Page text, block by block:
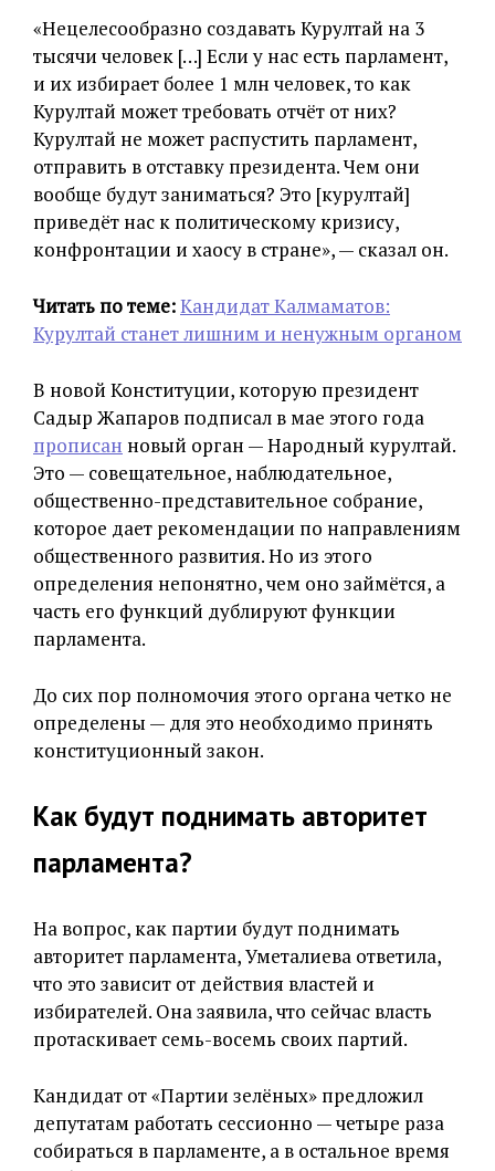
«Нецелесообразно создавать Курултай на 3
тысячи человек […] Если у нас есть парламент,
и их избирает более 1 млн человек, то как
Курултай может требовать отчёт от них?
Курултай не может распустить парламент,
отправить в отставку президента. Чем они
вообще будут заниматься? Это [курултай]
приведёт нас к политическому кризису,
конфронтации и хаосу в стране», — сказал он.
Читать по теме:Кандидат Калмаматов:
Курултай станет лишним и ненужным органом
В новой Конституции, которую президент
Садыр Жапаров подписал в мае этого года
прописан новый орган — Народный курултай.
Это — совещательное, наблюдательное,
общественно-представительное собрание,
которое дает рекомендации по направлениям
общественного развития. Но из этого
определения непонятно, чем оно займётся, а
часть его функций дублируют функции
парламента.
До сих пор полномочия этого органа четко не
определены — для это необходимо принять
конституционный закон.
Как будут поднимать авторитет
парламента?
На вопрос, как партии будут поднимать
авторитет парламента, Уметалиева ответила,
что это зависит от действия властей и
избирателей. Она заявила, что сейчас власть
протаскивает семь-восемь своих партий.
Кандидат от «Партии зелёных» предложил
депутатам работать сессионно — четыре раза
собираться в парламенте, а в остальное время